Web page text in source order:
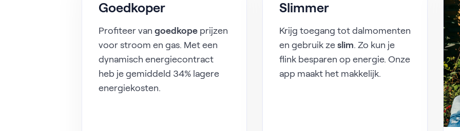
Goedkoper
Profiteer van goedkope prijzen
voor stroom en gas. Met een
dynamisch energiecontract
heb je gemiddeld 34% lagere
energiekosten.
Slimmer
Krijg toegang tot dalmomenten
en gebruik ze slim. Zo kun je
flink besparen op energie. Onze
app maakt het makkelijk.